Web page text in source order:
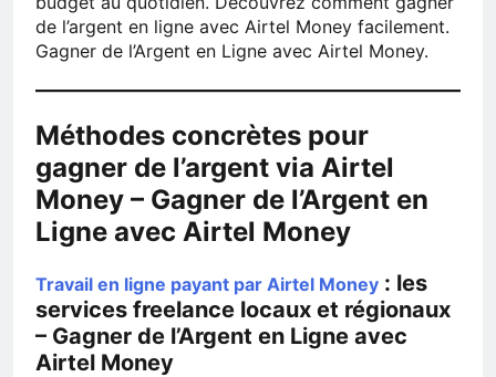
de l’argent en ligne avec Airtel Money facilement.
Gagner de l’Argent en Ligne avec Airtel Money.
Méthodes concrètes pour
gagner de l’argent via Airtel
Money – Gagner de l’Argent en
Ligne avec Airtel Money
Travail en ligne payant par Airtel Money : les
services freelance locaux et régionaux
– Gagner de l’Argent en Ligne avec
Airtel Money